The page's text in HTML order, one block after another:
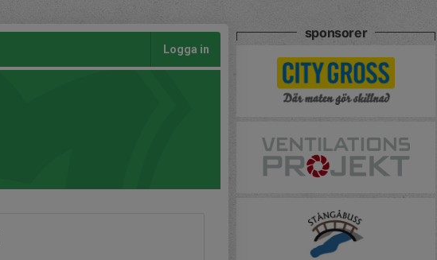
Logga in
sponsorer